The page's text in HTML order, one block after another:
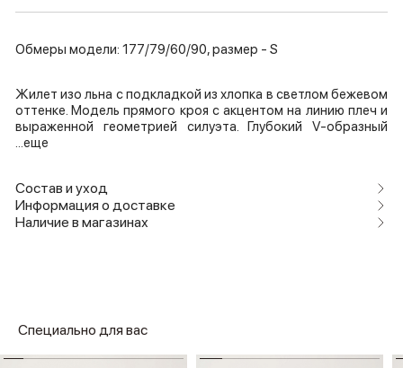
Обмеры модели: 177/79/60/90, размер - S
Жилет изо льна с подкладкой из хлопка в светлом бежевом
оттенке. Модель прямого кроя с акцентом на линию плеч и
выраженной геометрией силуэта. Глубокий V-образный
...еще
Состав и уход
Информация о доставке
Наличие в магазинах
Специально для вас